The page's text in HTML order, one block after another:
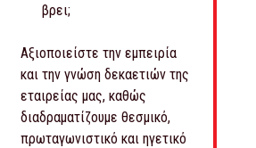
βρει;
Αξιοποιείστε την εμπειρία
και την γνώση δεκαετιών της
εταιρείας μας, καθώς
διαδραματίζουμε θεσμικό,
πρωταγωνιστικό και ηγετικό